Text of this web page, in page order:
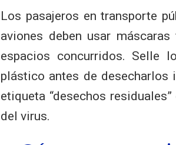
Los pasajeros en transporte
aviones deben usar
espacios concurridos. Selle
plástico antes de desecharlos
etiqueta “desechos
del virus.